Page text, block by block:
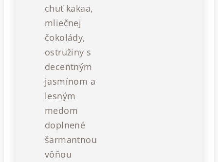
chuť kakaa,
mliečnej
čokolády,
ostružiny s
decentným
jasmínom a
lesným
medom
doplnené
šarmantnou
vôňou